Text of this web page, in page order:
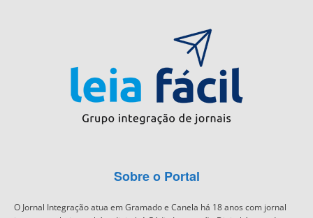
Sobre o Portal
O Jornal Integração atua em Gramado e Canela há 18 anos com jornal